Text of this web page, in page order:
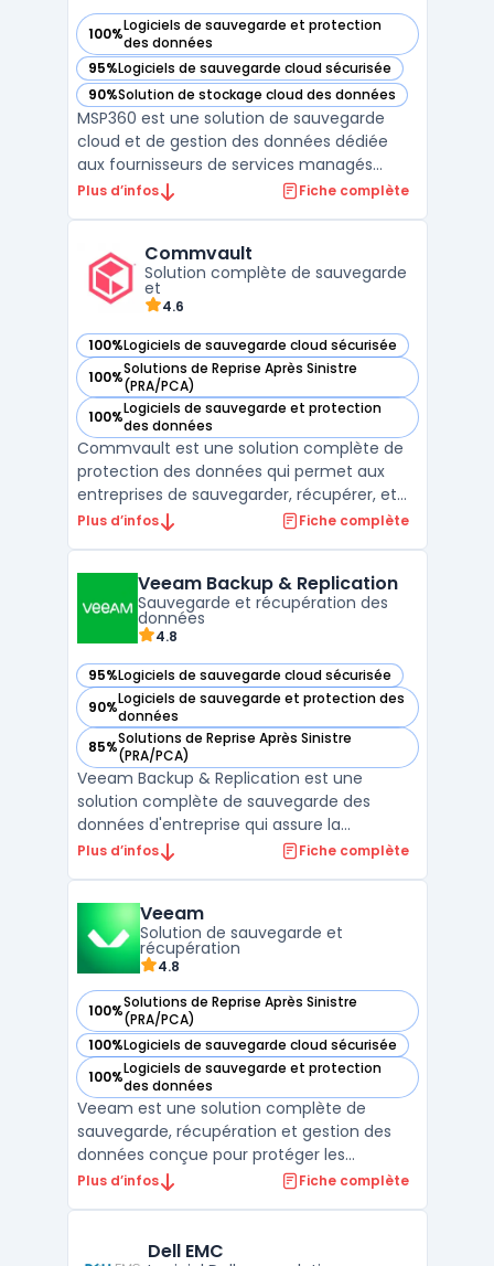
100%Logiciels de sauvegarde et protection
des données
— voir MSP360 dans cette catégorie
95%Logiciels de sauvegarde cloud sécurisée
— voir MSP360 dans cette catégorie
90%Solution de stockage cloud des données
— voir MSP360 dans cette catégorie
MSP360 est une solution de sauvegarde
cloud et de gestion des données dédiée
aux fournisseurs de services managés
(MSP) et aux entreprises. Grâce à son
sauvegardes et restaurations de données
sur différents environnements clo ...
Plus d’infos Fiche complète
Commvault
Solution complète de sauvegarde
et
4.6
100%Logiciels de sauvegarde cloud sécurisée
— voir Commvault dans cette catégorie
100%Solutions de Reprise Après Sinistre
(PRA/PCA)
— voir Commvault dans cette catégorie
100%Logiciels de sauvegarde et protection
des données
— voir Commvault dans cette catégorie
Commvault est une solution complète de
protection des données qui permet aux
entreprises de sauvegarder, récupérer, et
gérer leurs données à travers des
besoins complexes des infrastructures
modernes, Commvault offre une approche
Plus d’infos Fiche complète
Veeam Backup & Replication
Sauvegarde et récupération des
données
4.8
95%Logiciels de sauvegarde cloud sécurisée
— voir Veeam Backup & Replication dans cette catégorie
90%Logiciels de sauvegarde et protection des
données
— voir Veeam Backup & Replication dans cette catégorie
85%Solutions de Reprise Après Sinistre
(PRA/PCA)
— voir Veeam Backup & Replication dans cette catégorie
Veeam Backup & Replication est une
solution complète de sauvegarde des
données d'entreprise qui assure la
protection des environnements physiques,
solution offre des performances de
sauvegarde exceptionnelles grâ ...
Plus d’infos Fiche complète
Veeam
Solution de sauvegarde et
récupération
4.8
100%Solutions de Reprise Après Sinistre
(PRA/PCA)
— voir Veeam dans cette catégorie
100%Logiciels de sauvegarde cloud sécurisée
— voir Veeam dans cette catégorie
100%Logiciels de sauvegarde et protection
des données
— voir Veeam dans cette catégorie
Veeam est une solution complète de
sauvegarde, récupération et gestion des
données conçue pour protéger les
infrastructures d'entreprise à travers des
Veeam offre une protection continue des
Plus d’infos Fiche complète
Dell EMC